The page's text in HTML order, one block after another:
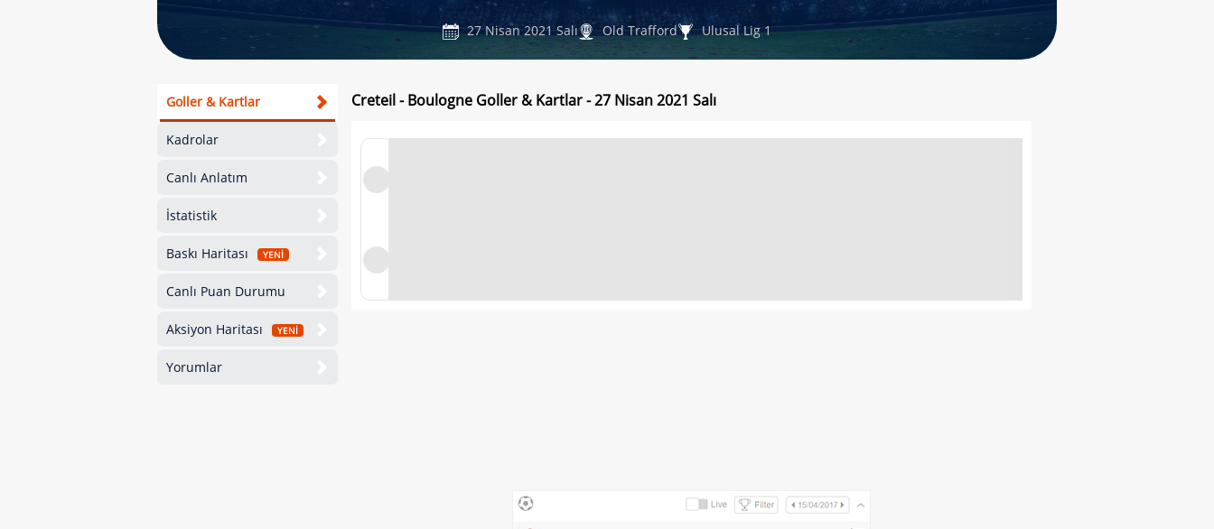
27 Nisan 2021 Salı Old Trafford Ulusal Lig 1
Goller & Kartlar
Kadrolar
Canlı Anlatım
İstatistik
Baskı Haritası YENİ
Canlı Puan Durumu
Aksiyon Haritası YENİ
Yorumlar
Creteil - Boulogne Goller & Kartlar - 27 Nisan 2021 Salı